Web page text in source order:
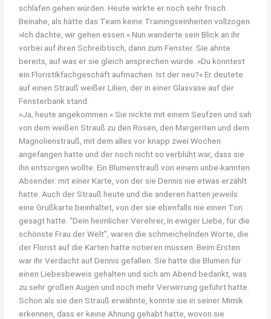
schlafen gehen würden. Heute wirkte er noch sehr frisch.
Beinahe, als hätte das Team keine Trainingseinheiten vollzogen.
»Ich dachte, wir gehen essen.« Nun wanderte sein Blick an ihr
vorbei auf ihren Schreibtisch, dann zum Fenster. Sie ahnte
bereits, auf was er sie gleich ansprechen würde. »Du könntest
ein Floristikfachgeschäft aufmachen. Ist der neu?« Er deutete
auf einen Strauß weißer Lilien, der in einer Glasvase auf der
Fensterbank stand.
»Ja, heute angekommen.« Sie nickte mit einem Seufzen und sah
von dem weißen Strauß zu den Rosen, den Margeriten und dem
Magnolienstrauß, mit dem alles vor knapp zwei Wochen
angefangen hatte und der noch nicht so verblüht war, dass sie
ihn entsorgen wollte. Ein Blumenstrauß von einem unbe-kannten
Absender. mit einer Karte, von der sie Dennis nie etwas erzählt
hatte. Auch der Strauß heute und die anderen hatten jeweils
eine Grußkarte beinhaltet, von der sie ebenfalls nie einen Ton
gesagt hatte. “Dein heimlicher Verehrer, in ewiger Liebe, für die
schönste Frau der Welt”, waren die schmeichelnden Worte, die
der Florist auf die Karten hatte notieren müssen. Beim Ersten
war ihr Verdacht auf Dennis gefallen. Sie hatte die Blumen für
einen Liebesbeweis gehalten und sich am Abend bedankt, was
zu sehr großen Augen und noch mehr Verwirrung geführt hatte.
Schon als sie den Strauß erwähnte, konnte sie in seiner Mimik
erkennen, dass er keine Ahnung gehabt hatte, wovon sie